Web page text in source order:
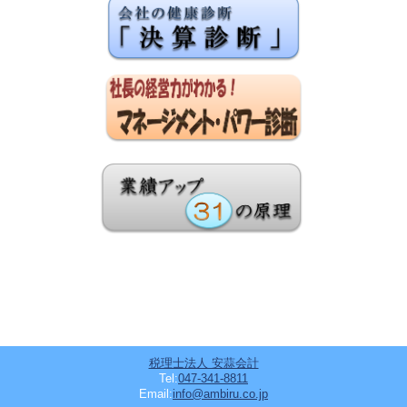
税理士法人 安蒜会計
Tel:047-341-8811
Email:info@ambiru.co.jp